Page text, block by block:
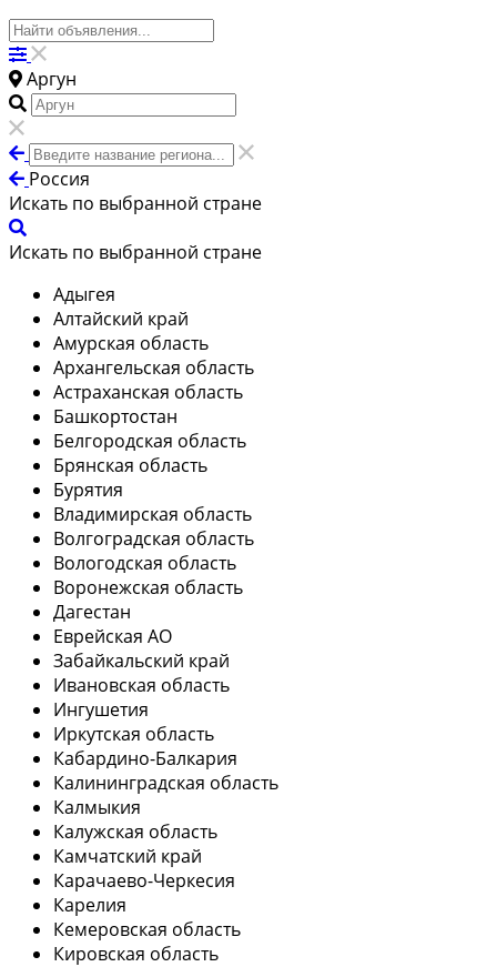
Аргун
Россия
Искать по выбранной стране
Искать по выбранной стране
Адыгея
Алтайский край
Амурская область
Архангельская область
Астраханская область
Башкортостан
Белгородская область
Брянская область
Бурятия
Владимирская область
Волгоградская область
Вологодская область
Воронежская область
Дагестан
Еврейская АО
Забайкальский край
Ивановская область
Ингушетия
Иркутская область
Кабардино-Балкария
Калининградская область
Калмыкия
Калужская область
Камчатский край
Карачаево-Черкесия
Карелия
Кемеровская область
Кировская область